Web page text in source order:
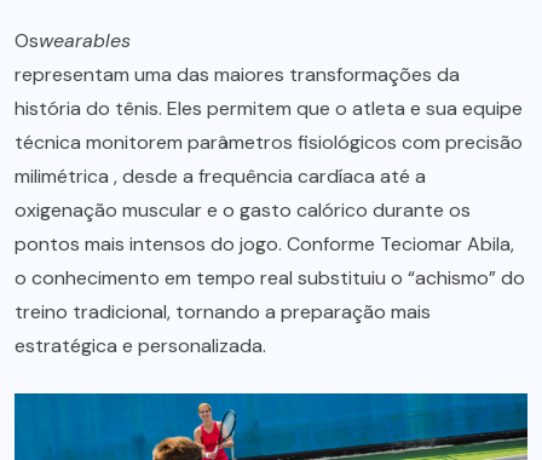
Oswearables
representam uma das maiores transformações da
história do tênis. Eles permitem que o atleta e sua equipe
técnica monitorem parâmetros fisiológicos com precisão
milimétrica , desde a frequência cardíaca até a
oxigenação muscular e o gasto calórico durante os
pontos mais intensos do jogo. Conforme Teciomar Abila,
o conhecimento em tempo real substituiu o “achismo” do
treino tradicional, tornando a preparação mais
estratégica e personalizada.